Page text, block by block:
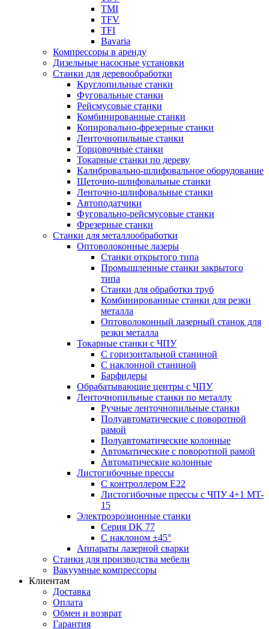
TMI
TFV
TFI
Bavaria
Компрессоры в аренду
Дизельные насосные установки
Станки для деревообработки
Круглопильные станки
Фуговальные станки
Рейсмусовые станки
Комбинированные станки
Копировально-фрезерные станки
Ленточнопильные станки
Торцовочные станки
Токарные станки по дереву
Калибровально-шлифовальное оборудование
Щеточно-шлифовальные станки
Ленточно-шлифовальные станки
Автоподатчики
Фуговально-рейсмусовые станки
Фрезерные станки
Станки для металлообработки
Оптоволоконные лазеры
Станки открытого типа
Промышленные станки закрытого
типа
Станки для обработки труб
Комбинированные станки для резки
металла
Оптоволоконный лазерный станок для
резки металла
Токарные станки с ЧПУ
С горизонтальной станиной
С наклонной станиной
Барфидеры
Обрабатывающие центры с ЧПУ
Ленточнопильные станки по металлу
Ручные ленточнопильные станки
Полуавтоматические с поворотной
рамой
Полуавтоматические колонные
Автоматические с поворотной рамой
Автоматические колонные
Листогибочные прессы
С контроллером E22
Листогибочные прессы с ЧПУ 4+1 MT-
15
Электроэрозионные станки
Серия DK 77
С наклоном ±45°
Аппараты лазерной сварки
Станки для производства мебели
Вакуумные компрессоры
Клиентам
Доставка
Оплата
Обмен и возврат
Гарантия